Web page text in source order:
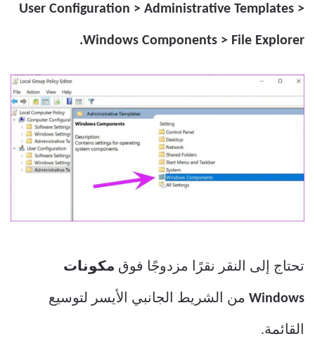
User Configuration > Administrative Templates >
Windows Components > File Explorer.
تحتاج إلى النقر نقرًا مزدوجًا فوق مكونات
Windows من الشريط الجانبي الأيسر لتوسيع
القائمة.